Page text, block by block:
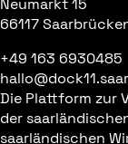
66117
+49 163 6930485
Die Plattform zur
der
saarländischen